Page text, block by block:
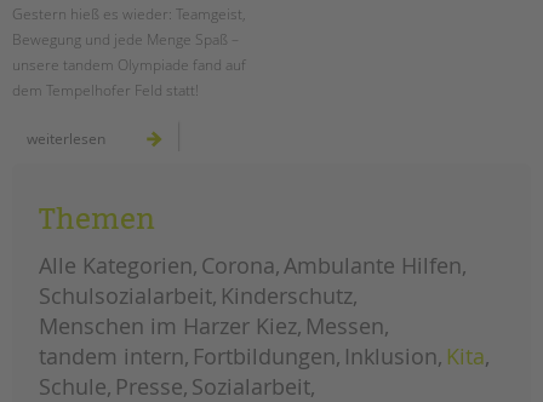
Stellenangebote
tandem als Arbeitgeberin
NEWS/BLOG
unkuerzbar
Magazin
KONTAKT
Impressum
Datenschutz
in
berlin
Gestern hieß es wieder: Teamgeist,
Bewegung und jede Menge Spaß –
unsere tandem Olympiade fand auf
dem Tempelhofer Feld statt!
weiterlesen tandem
olympiade
feld
Themen
Alle Kategorien Corona Ambulante Hilfen
Schulsozialarbeit Kinderschutz
Menschen im Harzer Kiez Messen
tandem intern Fortbildungen Inklusion Kita
Schule Presse Sozialarbeit